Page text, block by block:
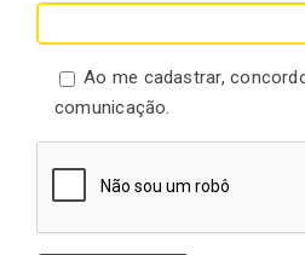
Ao me cadastrar,
comunicação.